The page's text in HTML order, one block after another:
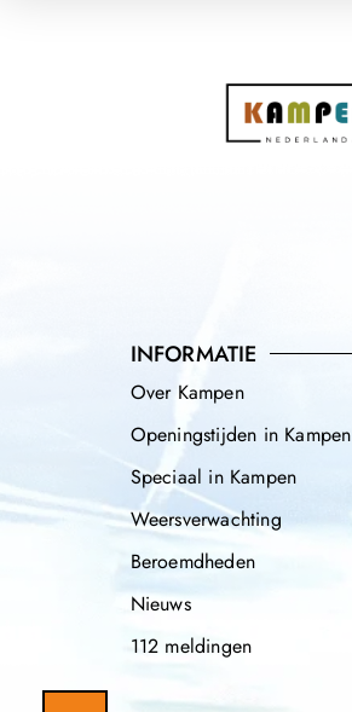
INFORMATIE
Over Kampen
Openingstijden in Kampen
Speciaal in Kampen
Weersverwachting
Beroemdheden
Nieuws
112 meldingen